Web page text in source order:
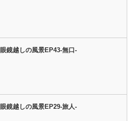
眼鏡越しの風景EP43-無口-
眼鏡越しの風景EP29-旅人-